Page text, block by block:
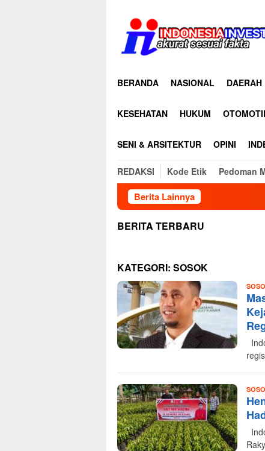
konten
BERANDA NASIONAL DAERAH
KESEHATAN HUKUM
SENI & ARSITEKTUR OPINI
REDAKSI Kode Etik Pedoman
Berita Lainnya
BERITA TERBARU
KATEGORI: SOSOK